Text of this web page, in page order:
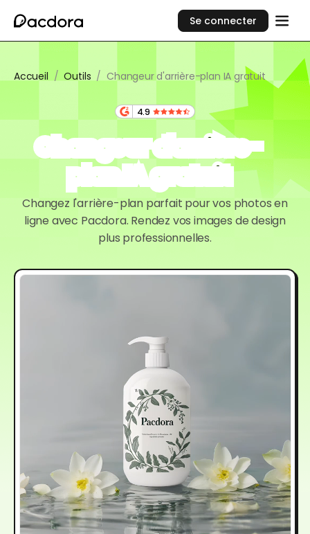
Se connecter
Accueil / Outils / Changeur d'arrière-plan IA gratuit
4.9
Changeur d'arrière-
plan IA gratuit
Changez l'arrière-plan parfait pour vos photos en
ligne avec Pacdora. Rendez vos images de design
plus professionnelles.